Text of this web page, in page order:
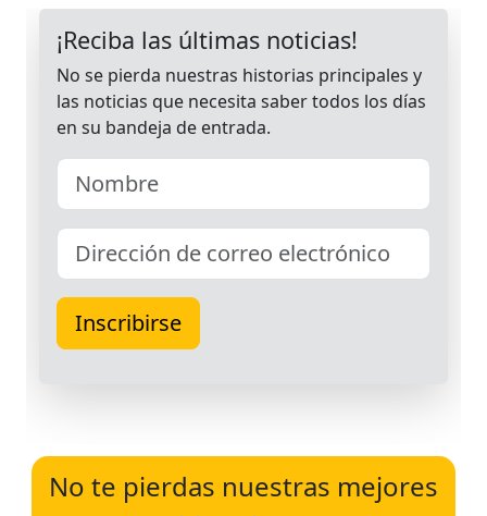
No te pierdas nuestras mejores